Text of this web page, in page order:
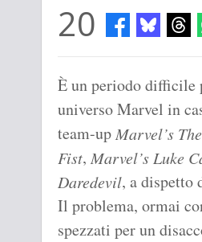
20
È un periodo difficile
universo Marvel in
team-upMarvel’s
Fist, Marvel’s Luke
Daredevil, a dispetto
Il problema, ormai
spezzati per un